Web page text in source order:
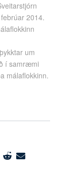
2014.
um
í samræmi
málaflokkinn.